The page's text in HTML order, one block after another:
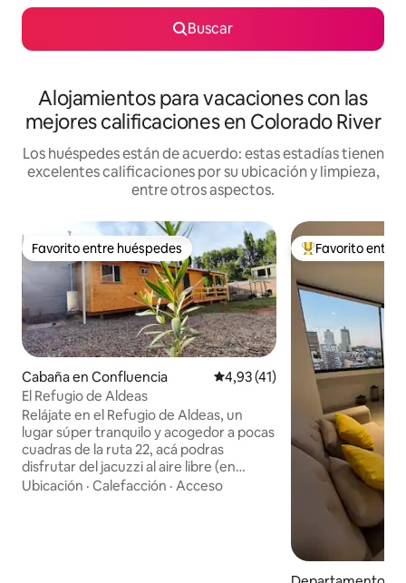
Buscar
Alojamientos para vacaciones con las
mejores calificaciones en Colorado River
Los huéspedes están de acuerdo: estas estadías tienen
excelentes calificaciones por su ubicación y limpieza,
entre otros aspectos.
Favorito entre huéspedes
Favorito entre huéspedes
Cabaña en Confluencia Calificación promedio: 4,93 de
4,93 (41)
El Refugio de Aldeas
Relájate en el Refugio de Aldeas, un
lugar súper tranquilo y acogedor a pocas
cuadras de la ruta 22, acá podras
disfrutar del jacuzzi al aire libre (en
verano), un buen asado o unos
Ubicación · Calefacción · Acceso
Favorito entre
Favorito entre